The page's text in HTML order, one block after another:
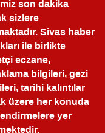
son dakika
sizlere
Sivas haber
ile birlikte
eczane,
bilgileri, gezi
tarihi kalıntılar
üzere her konuda
yer